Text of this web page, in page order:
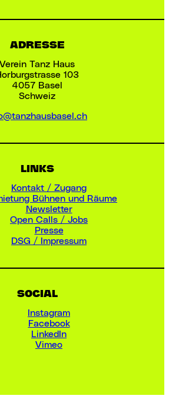
ADRESSE
Verein Tanz Haus
103
4057 Basel
Schweiz
LINKS
Kontakt / Zugang
Bühnen und Räume
Newsletter
Open Calls / Jobs
Presse
DSG / Impressum
SOCIAL
Instagram
Facebook
LinkedIn
Vimeo